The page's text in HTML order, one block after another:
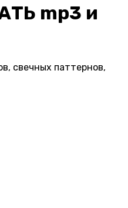
mp3 и
свечных паттернов,